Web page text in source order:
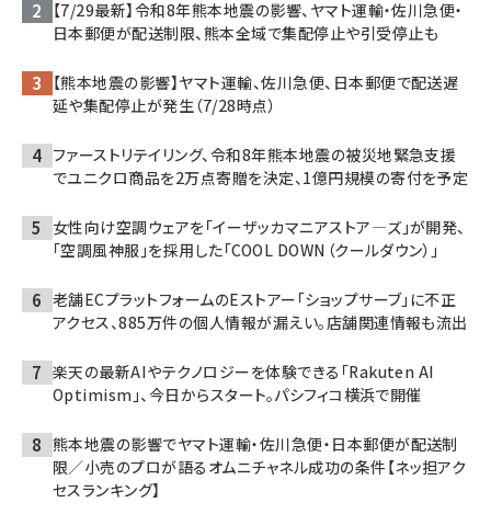
【7/29最新】令和8年熊本地震の影響、ヤマト運輸・佐川急便・
日本郵便が配送制限、熊本全域で集配停止や引受停止も
【熊本地震の影響】ヤマト運輸、佐川急便、日本郵便で配送遅
延や集配停止が発生（7/28時点）
ファーストリテイリング、令和8年熊本地震の被災地緊急支援
でユニクロ商品を2万点寄贈を決定、1億円規模の寄付を予定
女性向け空調ウェアを「イーザッカマニアストア―ズ」が開発、
「空調風神服」を採用した「COOL DOWN（クールダウン）」
老舗ECプラットフォームのEストアー「ショップサーブ」に不正
アクセス、885万件の個人情報が漏えい。店舗関連情報も流出
楽天の最新AIやテクノロジーを体験できる「Rakuten AI
Optimism」、今日からスタート。パシフィコ横浜で開催
熊本地震の影響でヤマト運輸・佐川急便・日本郵便が配送制
限／小売のプロが語るオムニチャネル成功の条件【ネッ担アク
セスランキング】